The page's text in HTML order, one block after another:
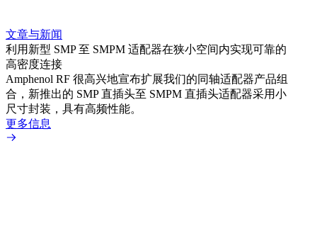
文章与新闻
利用新型 SMP 至 SMPM 适配器在狭小空间内实现可靠的
高密度连接
Amphenol RF 很高兴地宣布扩展我们的同轴适配器产品组
合，新推出的 SMP 直插头至 SMPM 直插头适配器采用小
尺寸封装，具有高频性能。
更多信息